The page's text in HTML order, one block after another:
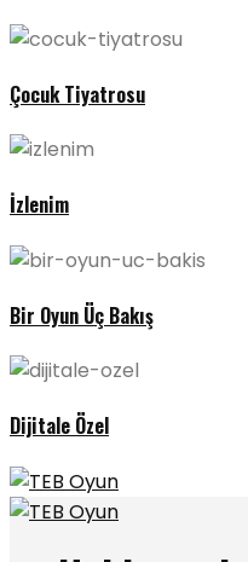
Çocuk Tiyatrosu
İzlenim
Bir Oyun Üç Bakış
Dijitale Özel